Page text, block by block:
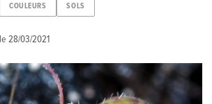
COULEURS SOLS
28/03/2021